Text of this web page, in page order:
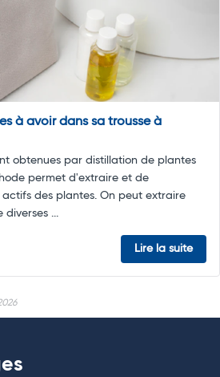
à avoir dans sa trousse à
obtenues par distillation de plantes
permet d'extraire et de
des plantes. On peut extraire
diverses ...
Lire la suite